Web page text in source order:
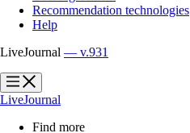
Recommendation technologies
Help
LiveJournal — v.931
?
?
LiveJournal
Find more